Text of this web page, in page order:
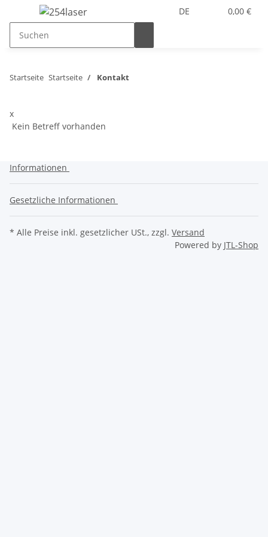
DE 0,00 €
Startseite Startseite Kontakt
x
Kein Betreff vorhanden
Informationen
Gesetzliche Informationen
* Alle Preise inkl. gesetzlicher USt., zzgl. Versand
Powered by JTL-Shop